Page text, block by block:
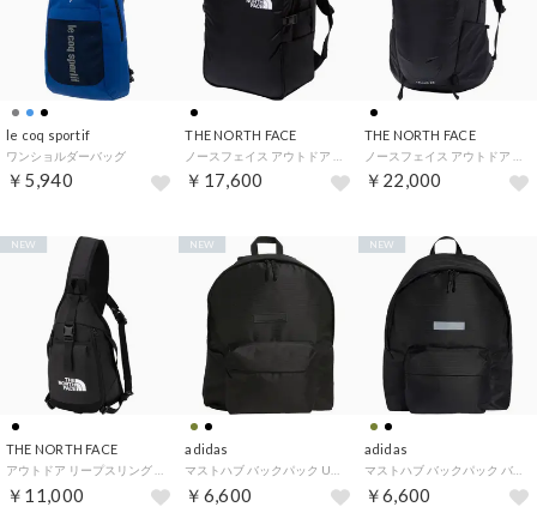
le coq sportif
ワンショルダーバッグ
￥5,940
THE NORTH FACE
￥17,600
THE NORTH FACE
￥22,000
THE NORTH FACE
￥11,000
NEW
adidas
￥6,600
NEW
adidas
マストハブ バックパック バッグ カバン リュックサック ポケット 収納 小物 実用的 ジム オフィス ライフスタイ （KE1537 BLK/WHT）
￥6,600
NEW